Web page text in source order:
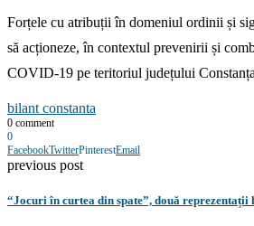
Forțele cu atribuții în domeniul ordinii și
să acționeze, în contextul prevenirii și
COVID-19 pe teritoriul județului
bilant constanta
0 comment
0
FacebookTwitterPinterestEmail
previous post
“Jocuri în curtea din spate”, două reprezentații